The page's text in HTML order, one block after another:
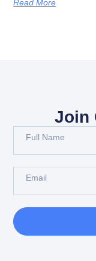
Read More
Join